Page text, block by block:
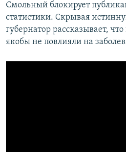
Смольный блокирует
статистики. Скрывая
губернатор рассказывает,
якобы не повлияли на